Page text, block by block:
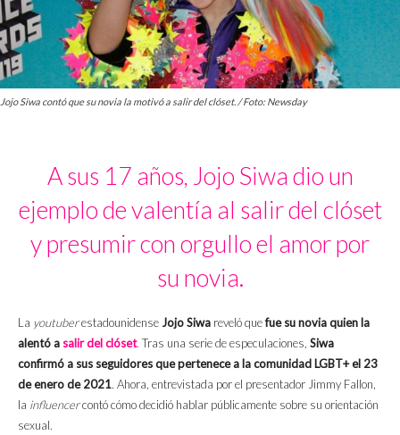
Jojo Siwa contó que su novia la motivó a salir del clóset. / Foto: Newsday
A sus 17 años, Jojo Siwa dio un
ejemplo de valentía al salir del clóset
y presumir con orgullo el amor por
su novia.
La youtuberestadounidenseJojo Siwa reveló quefue su novia quien la
alentó a salir del clóset. Tras una serie de especulaciones, Siwa
confirmó a sus seguidores que pertenece a la comunidad LGBT+ el 23
de enero de 2021. Ahora, entrevistada por el presentador Jimmy Fallon,
la influencercontó cómo decidió hablar públicamente sobre su orientación
sexual.